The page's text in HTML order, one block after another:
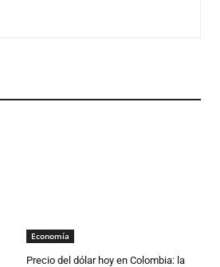
Economía
Precio del dólar hoy en Colombia: la